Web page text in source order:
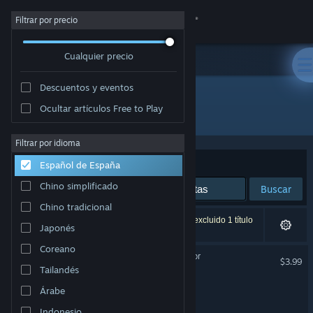
Iniciar sesión
Acerca de
Soporte
Cambiar idioma
Descargar Steam Mobile
Ver versión clásica
Filtrar por precio
Cualquier precio
Descuentos y eventos
Ocultar artículos Free to Play
Filtrar por idioma
Español de España
Chino simplificado
Chino tradicional
Japonés
Coreano
Tailandés
Árabe
Desarrollador: BitRaiders Games
Ordenar por Relevancia
Buscar
3 resultados coinciden con la búsqueda. Se ha excluido 1 título
basándose en tus preferencias.
Summer Delicious Simulator
$3.99